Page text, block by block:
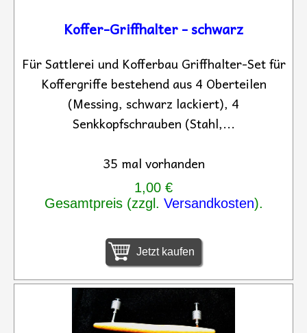
Koffer-Griffhalter - schwarz
Für Sattlerei und Kofferbau Griffhalter-Set für
Koffergriffe bestehend aus 4 Oberteilen
(Messing, schwarz lackiert), 4
Senkkopfschrauben (Stahl,...
35 mal vorhanden
1,00 €
Gesamtpreis (zzgl. Versandkosten).
Jetzt kaufen